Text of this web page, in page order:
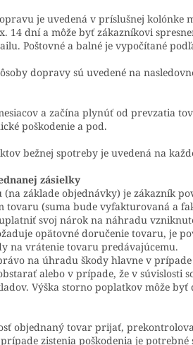
je uvedená v príslušnej
14 dní a môže byť zákazníkovi
Poštovné a balné je vypočítané
dopravy sú uvedené na
a začína plynúť od prevzatia
poškodenie a pod.
bežnej spotreby je uvedená na
zásielky
základe objednávky) je zákazník
tovaru (suma bude vyfakturovaná a
svoj nárok na náhradu
opätovné doručenie tovaru, je
na vrátenie tovaru predávajúcemu.
na úhradu škody hlavne v
alebo v prípade, že v súvislosti
Výška storno poplatkov môže byť
objednaný tovar prijať,
zistenia poškodenia je